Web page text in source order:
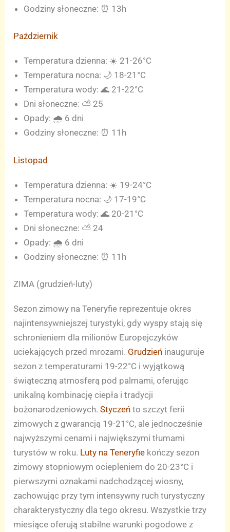
Godziny słoneczne: ⏰ 13h
Październik
Temperatura dzienna: ☀️ 21-26°C
Temperatura nocna: 🌙 18-21°C
Temperatura wody: 🌊 21-22°C
Dni słoneczne: ⛅ 25
Opady: 🌧️ 6 dni
Godziny słoneczne: ⏰ 11h
Listopad
Temperatura dzienna: ☀️ 19-24°C
Temperatura nocna: 🌙 17-19°C
Temperatura wody: 🌊 20-21°C
Dni słoneczne: ⛅ 24
Opady: 🌧️ 6 dni
Godziny słoneczne: ⏰ 11h
ZIMA (grudzień-luty)
Sezon zimowy na Teneryfie reprezentuje okres
najintensywniejszej turystyki, gdy wyspy stają się
schronieniem dla milionów Europejczyków
uciekających przed mrozami. Grudzień inauguruje
sezon z temperaturami 19-22°C i wyjątkową
świąteczną atmosferą pod palmami, oferując
unikalną kombinację ciepła i tradycji
bożonarodzeniowych.Styczeń to szczyt ferii
zimowych z gwarancją 19-21°C, ale jednocześnie
najwyższymi cenami i największymi tłumami
turystów w roku. Luty na Teneryfie kończy sezon
zimowy stopniowym ociepleniem do 20-23°C i
pierwszymi oznakami nadchodzącej wiosny,
zachowując przy tym intensywny ruch turystyczny
charakterystyczny dla tego okresu. Wszystkie trzy
miesiące oferują stabilne warunki pogodowe z